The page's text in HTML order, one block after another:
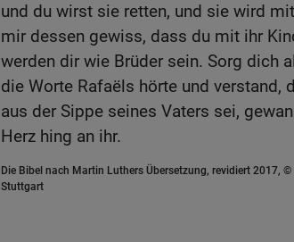
und du wirst sie retten, und sie wird
mir dessen gewiss, dass du mit ihr
werden dir wie Brüder sein. Sorg dich
die Worte Rafaëls hörte und verstand,
aus der Sippe seines Vaters sei,
Herz hing an ihr.
Die Bibel nach Martin Luthers Übersetzung, revidiert 2017,
Stuttgart